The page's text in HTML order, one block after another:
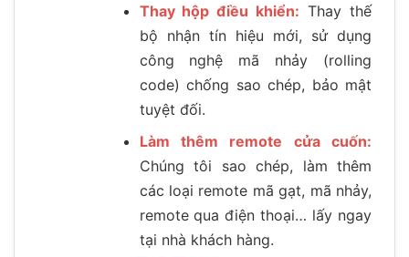
Thay hộp điều khiển: Thay thế
bộ nhận tín hiệu mới, sử dụng
công nghệ mã nhảy (rolling
code) chống sao chép, bảo mật
tuyệt đối.
Làm thêm remote cửa cuốn:
Chúng tôi sao chép, làm thêm
các loại remote mã gạt, mã nhảy,
remote qua điện thoại… lấy ngay
tại nhà khách hàng.